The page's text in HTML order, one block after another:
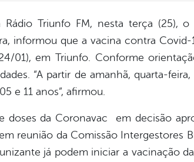
Triunfo FM, nesta terça (25),
informou que a vacina contra
01), em Triunfo. Conforme
“A partir de amanhã, quarta-
e 11 anos”, afirmou.
doses da Coronavac em decisão
reunião da Comissão Intergestores
já podem iniciar a vacinação